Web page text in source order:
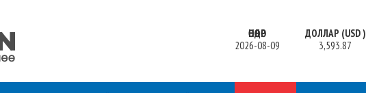
ӨНӨӨДӨР
2026-08-09
ДОЛЛАР (USD )
3,593.87